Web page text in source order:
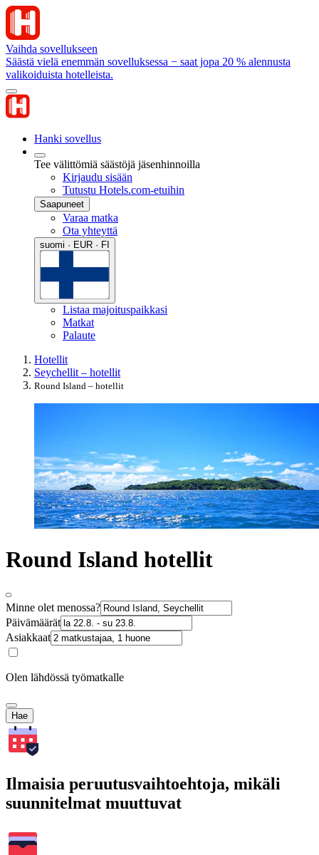
Vaihda sovellukseen
Säästä vielä enemmän sovelluksessa − saat jopa 20 % alennusta
valikoiduista hotelleista.
Hanki sovellus
Tee välittömiä säästöjä jäsenhinnoilla
Kirjaudu sisään
Tutustu Hotels.com-etuihin
Saapuneet
Varaa matka
Ota yhteyttä
suomi · EUR · FI
Listaa majoituspaikkasi
Matkat
Palaute
Hotellit
Seychellit – hotellit
Round Island – hotellit
Round Island hotellit
Minne olet menossa?
Päivämäärät
Asiakkaat
Olen lähdössä työmatkalle
Hae
Ilmaisia peruutusvaihtoehtoja, mikäli
suunnitelmat muuttuvat